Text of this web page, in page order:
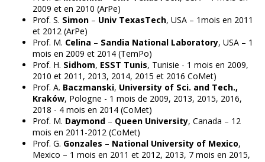
2009 et en 2010 (ArPe)
Prof. S. Simon – Univ TexasTech, USA – 1mois en 2011
et 2012 (ArPe)
Prof. M. Celina – Sandia National Laboratory, USA – 1
mois en 2009 et 2014 (TemPo)
Prof. H. Sidhom, ESST Tunis, Tunisie - 1 mois en 2009,
2010 et 2011, 2013, 2014, 2015 et 2016 CoMet)
Prof. A. Baczmanski, University of Sci. and Tech.,
Kraków, Pologne - 1 mois de 2009, 2013, 2015, 2016,
2018 - 4 mois en 2014 (CoMet)
Prof. M. Daymond – Queen University, Canada – 12
mois en 2011-2012 (CoMet)
Prof. G. Gonzales – National University of Mexico,
Mexico – 1 mois en 2011 et 2012, 2013, 7 mois en 2015,